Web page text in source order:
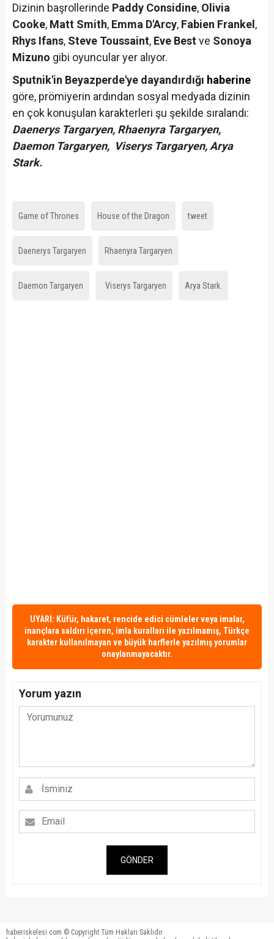
Dizinin başrollerinde Paddy Considine, Olivia
Cooke, Matt Smith, Emma D'Arcy, Fabien Frankel,
Rhys Ifans, Steve Toussaint, Eve Bestve Sonoya
Mizuno gibi oyuncular yer alıyor.
Sputnik'in Beyazperde'ye dayandırdığı haberine
göre, prömiyerin ardından sosyal medyada dizinin
en çok konuşulan karakterleri şu şekilde sıralandı:
Daenerys Targaryen, Rhaenyra Targaryen,
Daemon Targaryen, Viserys Targaryen, Arya
Stark.
Game of Thrones House of the Dragon tweet
Daenerys Targaryen Rhaenyra Targaryen
Daemon Targaryen Viserys Targaryen Arya Stark.
UYARI: Küfür, hakaret, rencide edici cümleler veya imalar,
inançlara saldırı içeren, imla kuralları ile yazılmamış, Türkçe
karakter kullanılmayan ve büyük harflerle yazılmış yorumlar
onaylanmayacaktır.
Yorum yazın
GÖNDER
haberiskelesi.com © Copyright Tüm Hakları Saklıdır